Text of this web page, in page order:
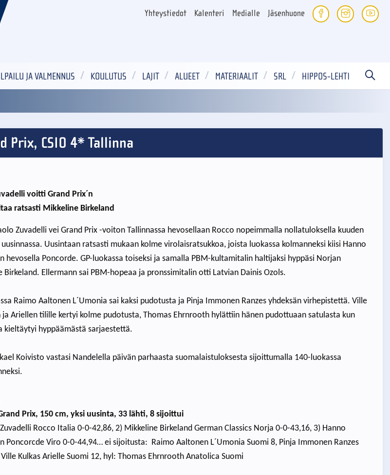
Yhteystiedot Kalenteri Medialle Jäsenhuone
JA VALMENNUS KOULUTUS LAJIT ALUEET MATERIAALIT SRL HIPPOS-LEHTI
Prix, CSIO 4* Tallinna
voitti Grand Prix´n
ratsasti Mikkeline Birkeland
Zuvadelli vei Grand Prix -voiton Tallinnassa hevosellaan Rocco nopeimmalla nollatuloksella kuuden
Uusintaan ratsasti mukaan kolme virolaisratsukkoa, joista luokassa kolmanneksi kiisi Hanno
hevosella Poncorde. GP-luokassa toiseksi ja samalla PBM-kultamitalin haltijaksi hyppäsi Norjan
Birkeland. Ellermann sai PBM-hopeaa ja pronssimitalin otti Latvian Dainis Ozols.
Raimo Aaltonen L´Umonia sai kaksi pudotusta ja Pinja Immonen Ranzes yhdeksän virhepistettä. Ville
ja Ariellen tilille kertyi kolme pudotusta, Thomas Ehrnrooth hylättiin hänen pudottuaan satulasta kun
kieltäytyi hyppäämästä sarjaestettä.
Koivisto vastasi Nandelella päivän parhaasta suomalaistuloksesta sijoittumalla 140-luokassa
Prix, 150 cm, yksi uusinta, 33 lähti, 8 sijoittui
Rocco Italia 0-0-42,86, 2) Mikkeline Birkeland German Classics Norja 0-0-43,16, 3) Hanno
Poncorcde Viro 0-0-44,94… ei sijoitusta: Raimo Aaltonen L´Umonia Suomi 8, Pinja Immonen Ranzes
Kulkas Arielle Suomi 12, hyl: Thomas Ehrnrooth Anatolica Suomi